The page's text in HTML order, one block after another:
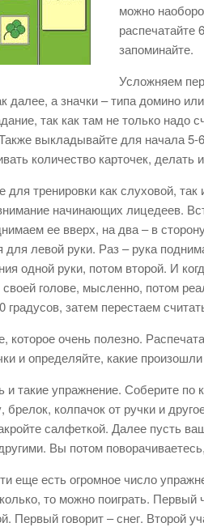
можно
распечатайте
запоминайте.
Усложняем
далее, а значки – типа домино
так как там не только надо
выкладывайте для начала
количество карточек, делать
тренировки как слуховой,
начинающих лицедеев.
ее вверх, на два – в
левой руки. Раз – рука
одной руки, потом второй. И
голове, мысленно, потом
градусов, затем перестаем
которое очень полезно.
и определяйте, какие
и такие упражнение. Соберите
брелок, колпачок от ручки и
салфеткой. Далее пусть
Вы потом
еще есть огромное число
то можно поиграть.
Первый говорит – снег. Второй